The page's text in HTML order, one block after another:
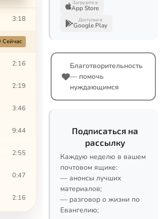
3:18
Сейчас
2:16
2:19
3:46
9:44
2:55
0:47
2:16
Загрузите в
App Store
Доступно в
Google Play
Благотворительность
— помочь
нуждающимся
Подписаться на
рассылку
Каждую неделю в вашем
почтовом ящике:
— анонсы лучших
материалов;
— разговор о жизни по
Евангелию;